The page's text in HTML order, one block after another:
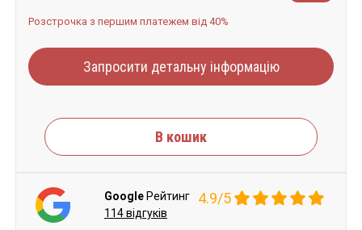
Розстрочка з першим платежем від 40%
Запросити детальну інформацію
В кошик
Google Рейтинг 4.9/5
114 відгуків